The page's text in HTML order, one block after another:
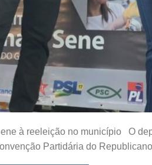
à reeleição no município O
Partidária do